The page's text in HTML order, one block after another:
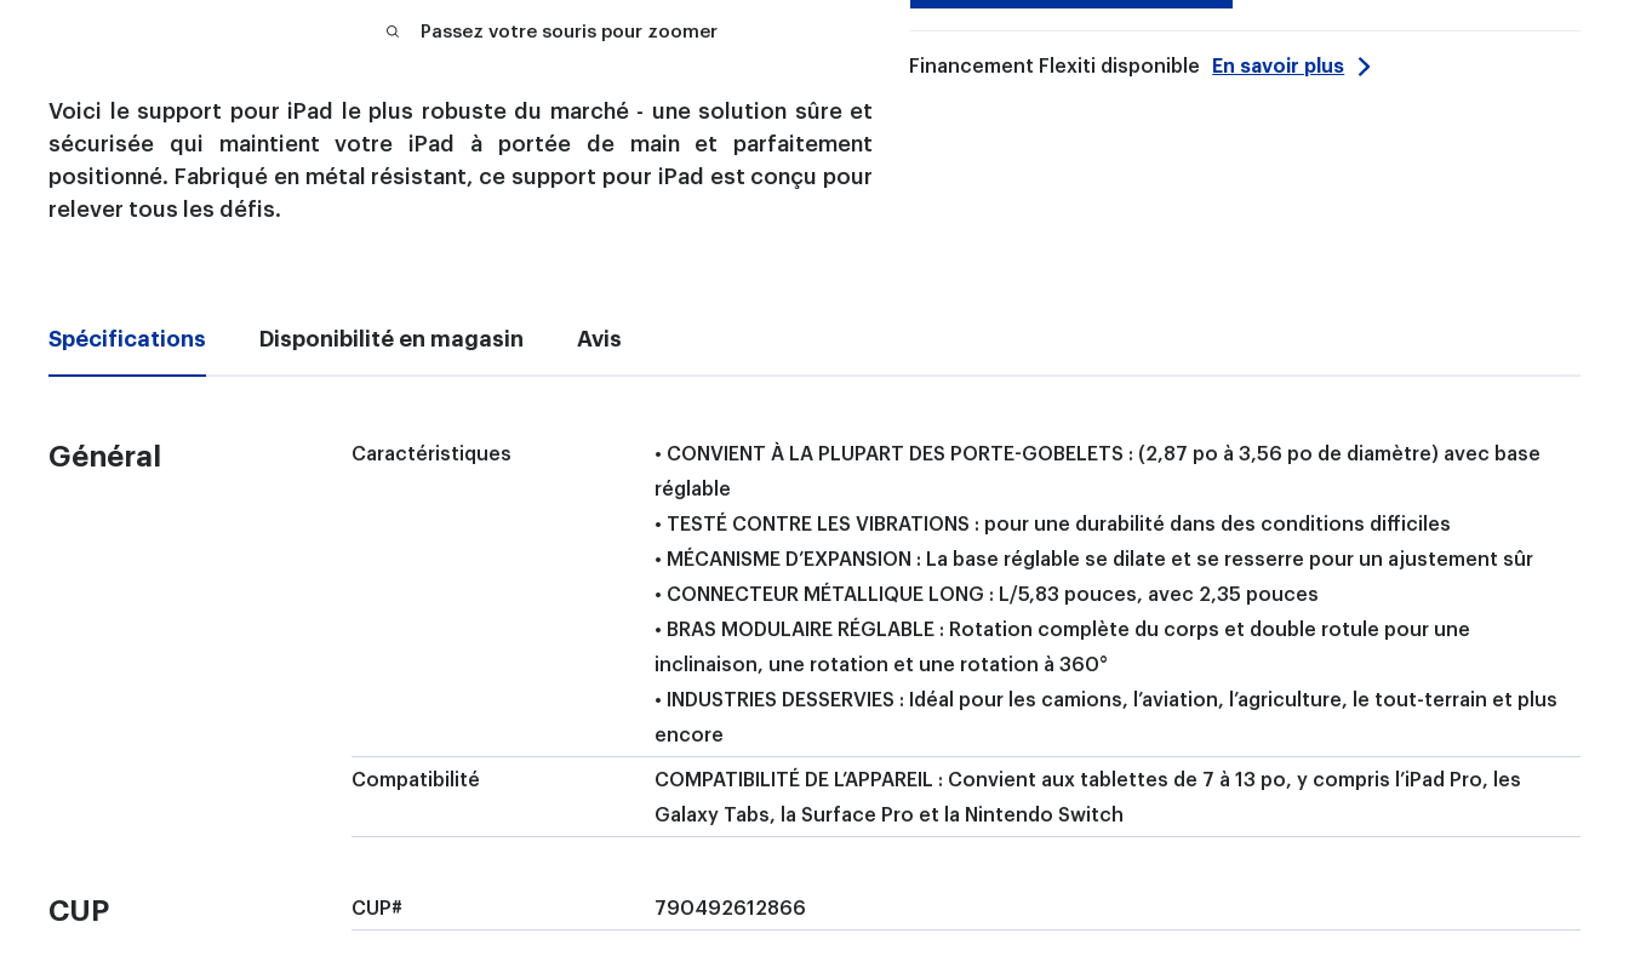
Passez votre souris pour zoomer
Financement Flexiti disponible En savoir plus
Voici le support pour iPad le plus robuste du marché - une solution sûre et
sécurisée qui maintient votre iPad à portée de main et parfaitement
positionné. Fabriqué en métal résistant, ce support pour iPad est conçu pour
relever tous les défis.
Spécifications Disponibilité en magasin Avis
Général Caractéristiques
• CONVIENT À LA PLUPART DES PORTE-GOBELETS : (2,87 po à 3,56 po de diamètre) avec base
réglable
• TESTÉ CONTRE LES VIBRATIONS : pour une durabilité dans des conditions difficiles
• MÉCANISME D’EXPANSION : La base réglable se dilate et se resserre pour un ajustement sûr
• CONNECTEUR MÉTALLIQUE LONG : L/5,83 pouces, avec 2,35 pouces
• BRAS MODULAIRE RÉGLABLE : Rotation complète du corps et double rotule pour une
inclinaison, une rotation et une rotation à 360°
• INDUSTRIES DESSERVIES : Idéal pour les camions, l’aviation, l’agriculture, le tout-terrain et plus
encore
Compatibilité
COMPATIBILITÉ DE L’APPAREIL : Convient aux tablettes de 7 à 13 po, y compris l’iPad Pro, les
Galaxy Tabs, la Surface Pro et la Nintendo Switch
CUP CUP# 790492612866